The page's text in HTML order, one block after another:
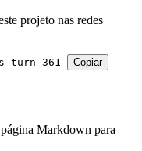
projeto nas redes
turn-361 Copiar
Markdown para